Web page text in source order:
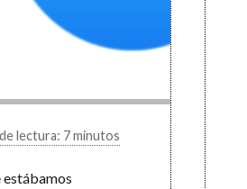
lectura: 7 minutos